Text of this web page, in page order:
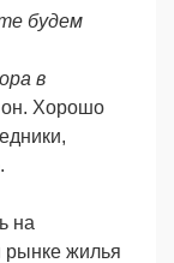
будем
в
Хорошо
на
рынке жилья